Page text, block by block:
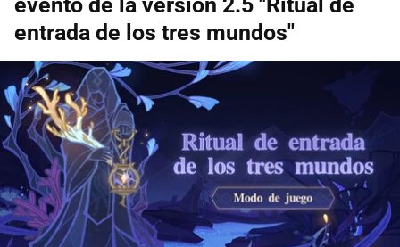
entrada de los tres mundos"